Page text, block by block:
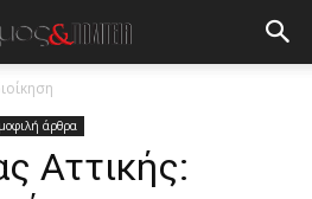
άρθρα
Αττικής: